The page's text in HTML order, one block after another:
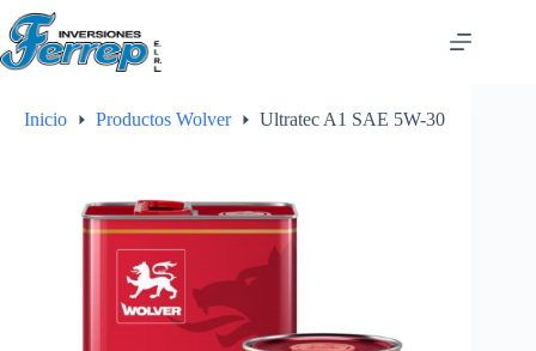
Saltar
al
contenido
Inicio Productos Wolver Ultratec A1 SAE 5W-30